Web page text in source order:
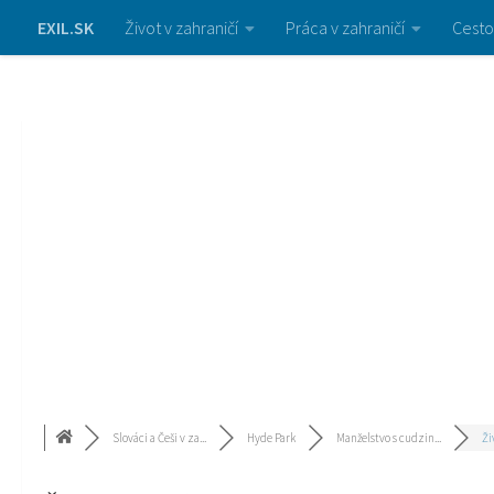
EXIL.SK Život v zahraničí Práca v zahraničí
Slováci a Češi v za... Hyde Park Manželstvo s cudzin...